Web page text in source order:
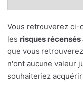
Vous retrouverez ci-
les risques récensés
que vous
n'ont aucune valeur
souhaiteriez